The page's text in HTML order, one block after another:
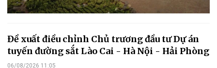
Đề xuất điều chỉnh Chủ trương đầu tư Dự án
tuyến đường sắt Lào Cai - Hà Nội - Hải Phòng
06/08/2026 11:05